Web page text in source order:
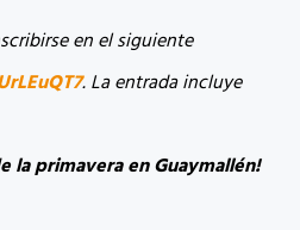
en el siguiente
. La entrada incluye
la primavera en Guaymallén!